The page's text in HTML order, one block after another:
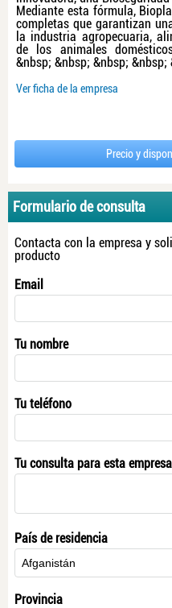
Mediante esta fórmula,
completas que garantizan
la industria agropecuaria,
de los animales
&nbsp; &nbsp; &nbsp; &nbsp;
Ver ficha de la empresa
Precio y
Formulario de consulta
Contacta con la empresa y
producto
Email
Tu nombre
Tu teléfono
Tu consulta para esta empresa
País de residencia
Provincia